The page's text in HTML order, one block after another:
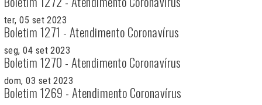
ter, 05 set 2023
Boletim 1271 - Atendimento Coronavírus
seg, 04 set 2023
Boletim 1270 - Atendimento Coronavírus
dom, 03 set 2023
Boletim 1269 - Atendimento Coronavírus